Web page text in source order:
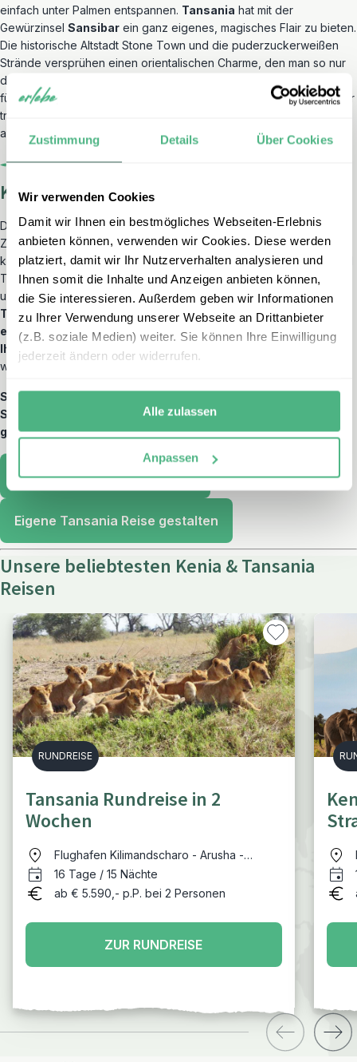
Zustimmung Details Über Cookies
Wir verwenden Cookies
Damit wir Ihnen ein bestmögliches Webseiten-Erlebnis
anbieten können, verwenden wir Cookies. Diese werden
platziert, damit wir Ihr Nutzerverhalten analysieren und
Ihnen somit die Inhalte und Anzeigen anbieten können,
die Sie interessieren. Außerdem geben wir Informationen
zu Ihrer Verwendung unserer Webseite an Drittanbieter
(z.B. soziale Medien) weiter. Sie können Ihre Einwilligung
jederzeit ändern oder widerrufen.
Alle zulassen
Anpassen
einfach unter Palmen entspannen. Tansania hat mit der
Gewürzinsel Sansibar ein ganz eigenes, magisches Flair zu bieten.
Die historische Altstadt Stone Town und die puderzuckerweißen
Strände versprühen einen orientalischen Charme, den man so nur
dort findet. Beide Optionen bieten einen erstklassigen Abschluss
für Ihre Ostafrika Reise und lassen die Erlebnisse der Safari in einer
traumhaften Umgebung Revue passieren, bevor Sie die Heimreise
antreten.
Kurz & knapp
Die Wahl zwischen Kenia und Tansania ist letztlich eine Frage Ihres
Zeitplans und Ihrer Prioritäten. Ich finde, dass Kenia perfekt für
kompakte Safaris und traumhafte Strandtage geeignet ist, während
Tansania mit der Serengeti und dem Ngorongoro Krater die
ultimative Wildnis für Entdecker bietet.Wenn Sie die maximale
Tierwelt auf weiten Flächen suchen, wählen Sie Tansania; für
eine abwechslungsreiche Safari mit kurzen Wegen ist Kenia
Ihre beste Wahl.
Beide Länder lassen sich übrigens auch
wunderbar kombinieren.
Sie planen bereits Ihre eigene Ostafrika Reise? Wir beraten
Sie individuell, geben Tipps aus erster Hand und gestalten
gemeinsam mit Ihnen Ihre Traumreise.
Unsere Tansania Rundreisen
Eigene Tansania Reise gestalten
Unsere beliebtesten Kenia & Tansania
Reisen
RUNDREISE
Tansania Rundreise in 2
Wochen
Flughafen Kilimandscharo - Arusha -
Tarangire - Lake Manyara - Lake Natron -
Serengeti - Ngorongoro - Arusha -
16 Tage / 15 Nächte
ab € 5.590,- p.P. bei 2 Personen
ZUR RUNDREISE